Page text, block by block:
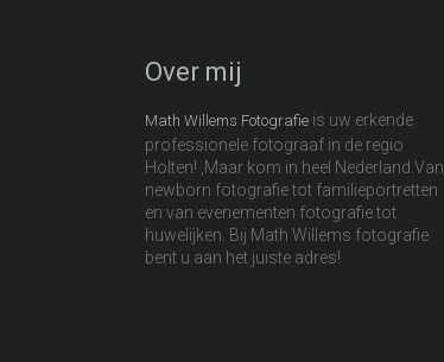
Over mij
Math Willems Fotografie is uw erkende
professionele fotograaf in de regio
Holten! ,Maar kom in heel Nederland.Van
newborn fotografie tot familieportretten
en van evenementen fotografie tot
huwelijken. Bij Math Willems fotografie
bent u aan het juiste adres!